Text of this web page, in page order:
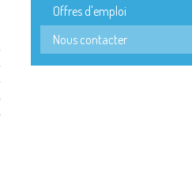
Offres d'emploi
Nous contacter